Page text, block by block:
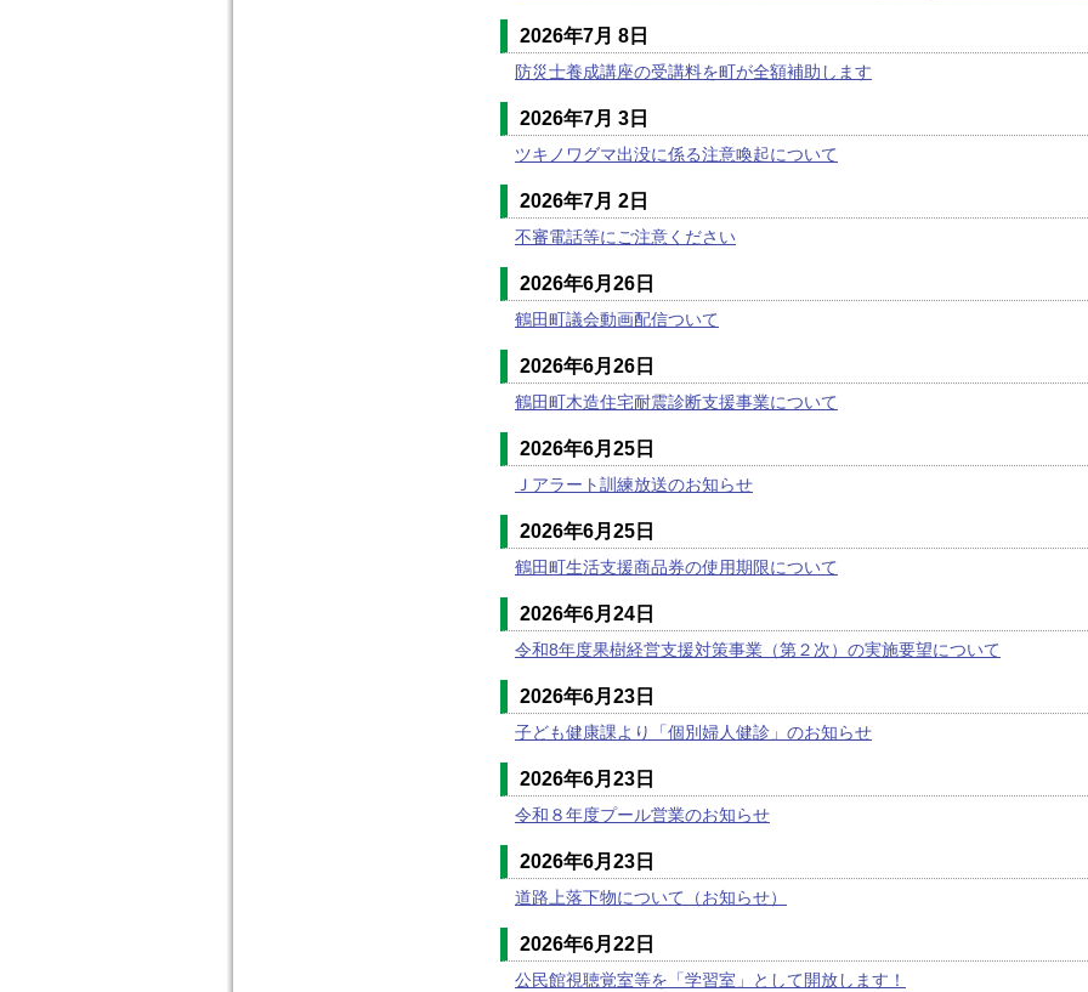
2026年7月 8日
防災士養成講座の受講料を町が全額補助します
2026年7月 3日
ツキノワグマ出没に係る注意喚起について
2026年7月 2日
不審電話等にご注意ください
2026年6月26日
鶴田町議会動画配信ついて
2026年6月26日
鶴田町木造住宅耐震診断支援事業について
2026年6月25日
Ｊアラート訓練放送のお知らせ
2026年6月25日
鶴田町生活支援商品券の使用期限について
2026年6月24日
令和8年度果樹経営支援対策事業（第２次）の実施要望について
2026年6月23日
子ども健康課より「個別婦人健診」のお知らせ
2026年6月23日
令和８年度プール営業のお知らせ
2026年6月23日
道路上落下物について（お知らせ）
2026年6月22日
公民館視聴覚室等を「学習室」として開放します！